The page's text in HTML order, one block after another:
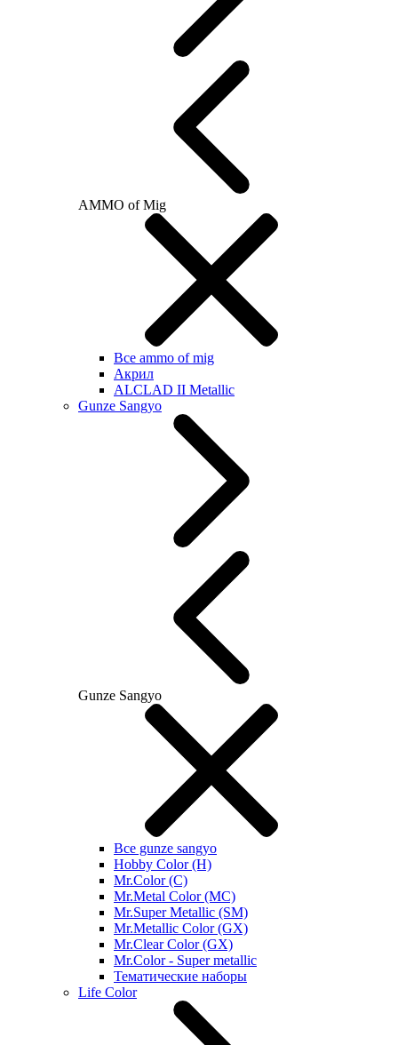
AMMO of Mig
Все ammo of mig
Акрил
ALCLAD II Metallic
Gunze Sangyo
Gunze Sangyo
Все gunze sangyo
Hobby Color (H)
Mr.Color (C)
Mr.Metal Color (MC)
Mr.Super Metallic (SM)
Mr.Metallic Color (GX)
Mr.Clear Color (GX)
Mr.Color - Super metallic
Тематические наборы
Life Color